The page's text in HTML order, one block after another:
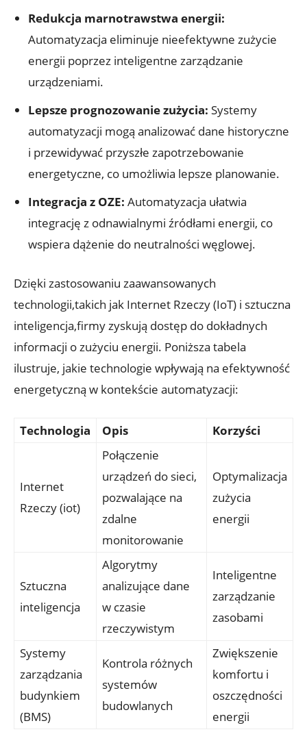
Redukcja marnotrawstwa energii:
Automatyzacja eliminuje nieefektywne zużycie
energii poprzez inteligentne zarządzanie
urządzeniami.
Lepsze prognozowanie zużycia: Systemy
automatyzacji mogą analizować dane historyczne
i przewidywać przyszłe zapotrzebowanie
energetyczne, co umożliwia lepsze planowanie.
Integracja z OZE: Automatyzacja ułatwia
integrację z odnawialnymi źródłami energii, co
wspiera dążenie do neutralności węglowej.
Dzięki zastosowaniu zaawansowanych
technologii,takich jak Internet Rzeczy (IoT) i sztuczna
inteligencja,firmy zyskują dostęp do dokładnych
informacji o zużyciu energii. Poniższa tabela
ilustruje, jakie technologie wpływają na efektywność
energetyczną w kontekście automatyzacji:
Technologia Opis Korzyści
Internet
Rzeczy (iot)
Połączenie
urządzeń do sieci,
pozwalające na
zdalne
monitorowanie
Optymalizacja
zużycia
energii
Sztuczna
inteligencja
Algorytmy
analizujące dane
w czasie
rzeczywistym
Inteligentne
zarządzanie
zasobami
Systemy
zarządzania
budynkiem
(BMS)
Kontrola różnych
systemów
budowlanych
Zwiększenie
komfortu i
oszczędności
energii